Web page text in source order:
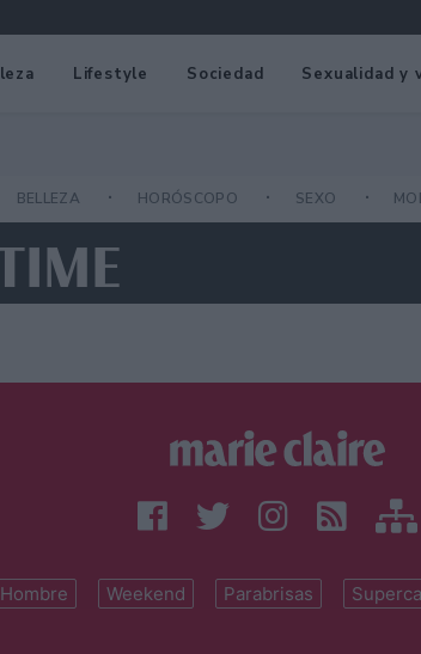
Lifestyle Sociedad Sexualidad y
BELLEZA HORÓSCOPO SEXO
Hombre Weekend Parabrisas